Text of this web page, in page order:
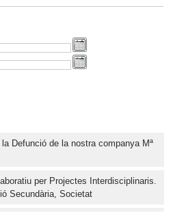
Defunció de la nostra companya Mª
per Projectes Interdisciplinaris.
Secundària, Societat